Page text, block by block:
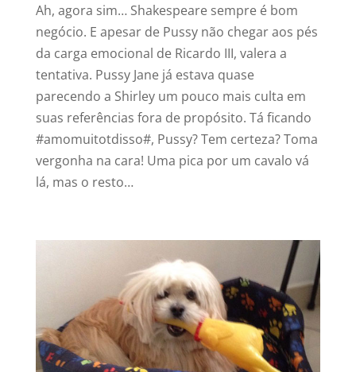
Ah, agora sim… Shakespeare sempre é bom
negócio. E apesar de Pussy não chegar aos pés
da carga emocional de Ricardo III, valera a
tentativa. Pussy Jane já estava quase
parecendo a Shirley um pouco mais culta em
suas referências fora de propósito. Tá ficando
#amomuitotdisso#, Pussy? Tem certeza? Toma
vergonha na cara! Uma pica por um cavalo vá
lá, mas o resto…